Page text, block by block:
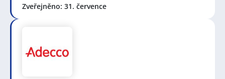
Zveřejněno: 31. července